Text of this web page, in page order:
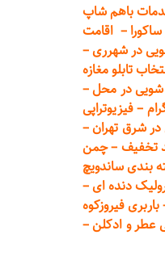
باهم شاپ
– اقامت
در شهرری–
تابلو مغازه
در محل–
–فیزیوتراپی
شرق تهران–
–چمن
بندی ساندویچ
دنده ای–
باربری فیروزکوه
عطر و ادکلن–